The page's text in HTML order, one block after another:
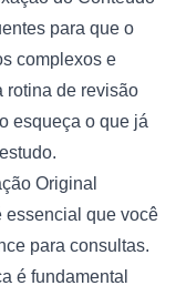
para que o
complexos e
rotina de revisão
esqueça o que já
Original
essencial que você
para consultas.
é fundamental